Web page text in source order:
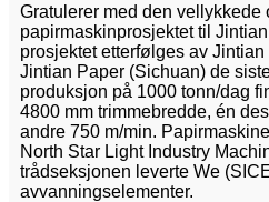
Gratulerer med den vellykkede
papirmaskinprosjektet til
prosjektet etterfølges av
Jintian Paper (Sichuan) de
produksjon på 1000 tonn/dag
4800 mm trimmebredde, én
andre 750 m/min.
North Star Light Industry
trådseksjonen leverte We
avvanningselementer.